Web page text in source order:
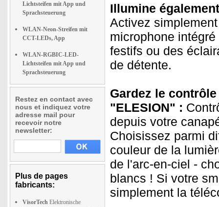
Lichtsteifen mit App und
Sprachsteuerung
WLAN-Neon-Streifen mit
CCT-LEDs, App
WLAN-RGBIC-LED-
Lichtsteifen mit App und
Sprachsteuerung
Restez en contact avec
nous et indiquez votre
adresse mail pour
recevoir notre
newsletter:
Plus de pages
fabricants:
VisorTech Elektronische
Illumine
Activez
microphone
festifs ou des
de détente.
Gardez le
"ELESION" :
depuis votre
Choisissez parmi
couleur de la
de l'arc-en-ciel -
blancs ! Si votre
simplement la